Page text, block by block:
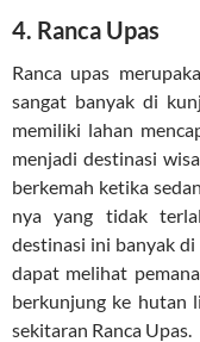
4. Ranca Upas
Ranca upas
sangat banyak di
memiliki lahan
menjadi destinasi
berkemah ketika
nya yang tidak
destinasi ini banyak
dapat melihat
berkunjung ke hutan
sekitaran Ranca Upas.